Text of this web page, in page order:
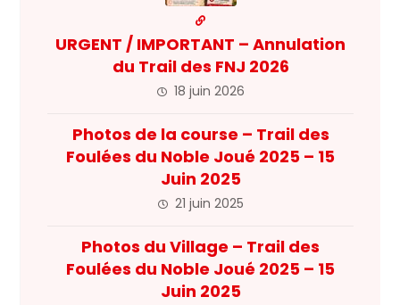
URGENT / IMPORTANT – Annulation
du Trail des FNJ 2026
18 juin 2026
Photos de la course – Trail des
Foulées du Noble Joué 2025 – 15
Juin 2025
21 juin 2025
Photos du Village – Trail des
Foulées du Noble Joué 2025 – 15
Juin 2025